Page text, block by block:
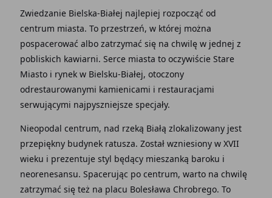
Zwiedzanie Bielska-Białej najlepiej rozpocząć od
centrum miasta. To przestrzeń, w której można
pospacerować albo zatrzymać się na chwilę w jednej z
pobliskich kawiarni. Serce miasta to oczywiście Stare
Miasto i rynek w Bielsku-Białej, otoczony
odrestaurowanymi kamienicami i restauracjami
serwującymi najpyszniejsze specjały.
Nieopodal centrum, nad rzeką Białą zlokalizowany jest
przepiękny budynek ratusza. Został wzniesiony w XVII
wieku i prezentuje styl będący mieszanką baroku i
neorenesansu. Spacerując po centrum, warto na chwilę
zatrzymać się też na placu Bolesława Chrobrego. To